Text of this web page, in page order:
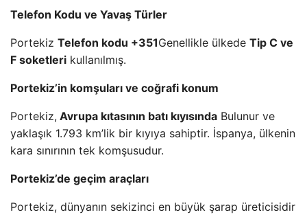
Telefon Kodu ve Yavaş Türler
Portekiz Telefon kodu +351Genellikle ülkede Tip C ve
F soketleri kullanılmış.
Portekiz’in komşuları ve coğrafi konum
Portekiz, Avrupa kıtasının batı kıyısında Bulunur ve
yaklaşık 1.793 km’lik bir kıyıya sahiptir. İspanya, ülkenin
kara sınırının tek komşusudur.
Portekiz’de geçim araçları
Portekiz, dünyanın sekizinci en büyük şarap üreticisidir